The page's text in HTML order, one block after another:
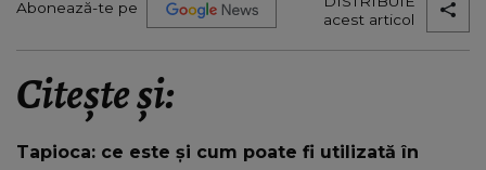
Abonează-te pe
acest articol
Citește și:
Tapioca: ce este și cum poate fi utilizată în